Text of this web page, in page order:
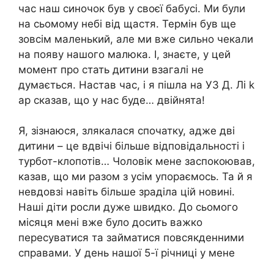
час наш синочок був у своєї бабусі. Ми були
на сьомому небі від щастя. Термін був ще
зовсім маленький, але ми вже сильно чекали
на появу нашого малюка. І, знаєте, у цей
момент про стать дитини взагалі не
думається. Настав час, і я пішла на У3 Д. Лі k
ар сказав, що у нас буде… двійнята!
Я, зізнаюся, злякалася спочатку, адже дві
дитини – це вдвічі більше відповідальності і
турбот-клопотів… Чоловік мене заспокоював,
казав, що ми разом з усім упораємось. Та й я
невдовзі навіть більше зраділа цій новині.
Наші діти росли дуже швидко. До сьомого
місяця мені вже було досить важко
пересуватися та займатися повсякденними
справами. У день нашої 5-ї річниці у мене